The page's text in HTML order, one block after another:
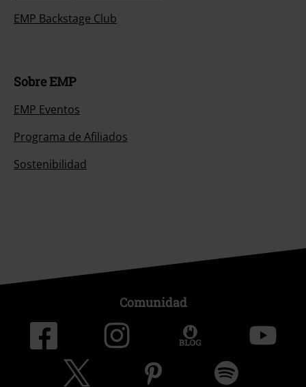
EMP Backstage Club
Sobre EMP
EMP Eventos
Programa de Afiliados
Sostenibilidad
Comunidad